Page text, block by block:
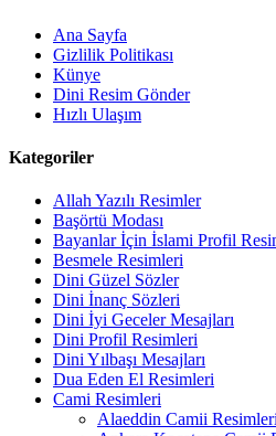
Ana Sayfa
Gizlilik Politikası
Künye
Dini Resim Gönder
Hızlı Ulaşım
Kategoriler
Allah Yazılı Resimler
Başörtü Modası
Bayanlar İçin İslami Profil
Besmele Resimleri
Dini Güzel Sözler
Dini İnanç Sözleri
Dini İyi Geceler Mesajları
Dini Profil Resimleri
Dini Yılbaşı Mesajları
Dua Eden El Resimleri
Cami Resimleri
Alaeddin Camii